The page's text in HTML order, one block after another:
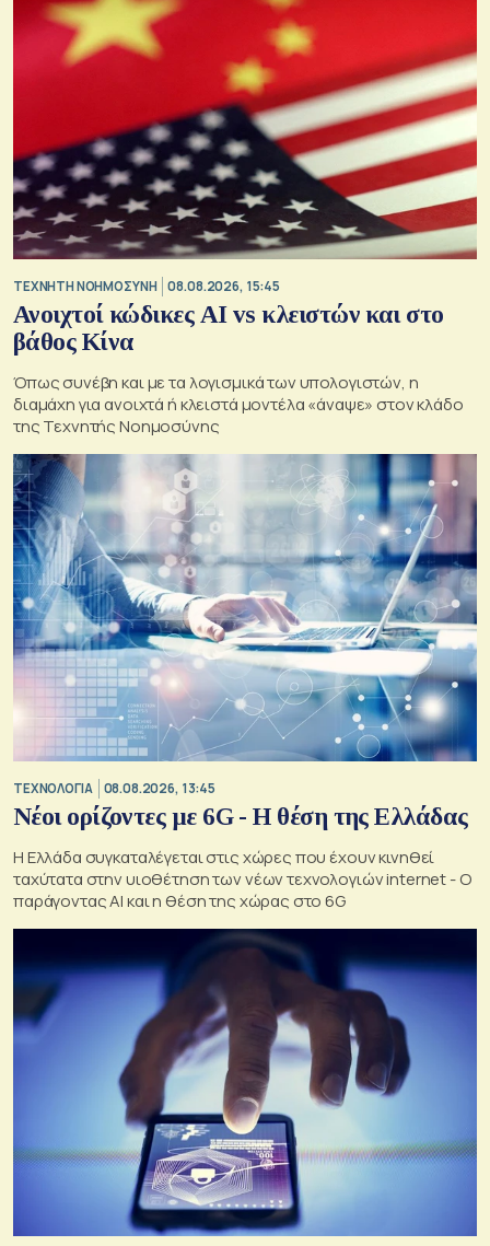
TΕΧΝΗΤΗ ΝΟΗΜΟΣΥΝΗ 08.08.2026, 15:45
Ανοιχτοί κώδικες AI vs κλειστών και στο
βάθος Κίνα
Όπως συνέβη και με τα λογισμικά των υπολογιστών, η
διαμάχη για ανοιχτά ή κλειστά μοντέλα «άναψε» στον κλάδο
της Τεχνητής Νοημοσύνης
ΤΕΧΝΟΛΟΓΙΑ 08.08.2026, 13:45
Νέοι ορίζοντες με 6G - Η θέση της Ελλάδας
Η Ελλάδα συγκαταλέγεται στις χώρες που έχουν κινηθεί
ταχύτατα στην υιοθέτηση των νέων τεχνολογιών internet - Ο
παράγοντας AI και η θέση της χώρας στο 6G